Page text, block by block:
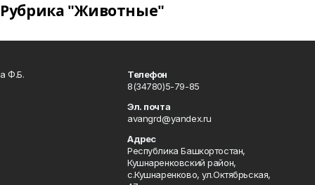
Рубрика "Животные"
Ф.Б.
Телефон
8(34780)5-79-85
Эл. почта
avangrd@yandex.ru
Адрес
Республика Башкортостан,
Кушнаренковский район,
с.Кушнаренково, ул.Октябрьская,